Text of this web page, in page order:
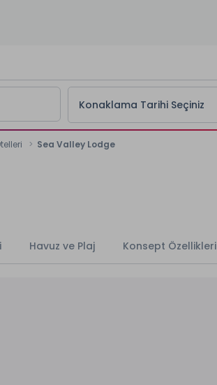
Konaklama Tarihi Seçiniz
Sea Valley Lodge
Havuz ve Plaj Konsept Özellikleri